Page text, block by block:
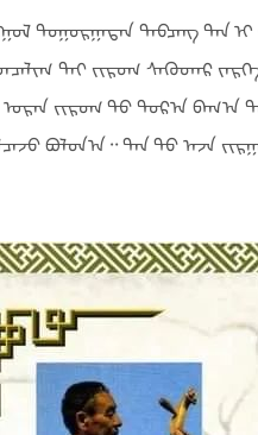
ᠲᠣᠭᠣᠷᠭᠠᠲᠠᠨ ᠲᠠᠪᠴᠠᠩ ᠲᠠᠨ
ᠲᠠᠢ ᠵᠢᠷᠣᠭ ᠰᠡᠭᠦᠳᠡᠷ
ᠣᠷᠠᠨ ᠵᠢᠷᠣᠭ ᠲᠤ ᠳᠤᠷ᠎ᠠ
ᠪᠣᠯᠣᠨ᠎ᠠ᠃ ᠲᠠᠨ ᠳᠤ ᠠᠵᠠ